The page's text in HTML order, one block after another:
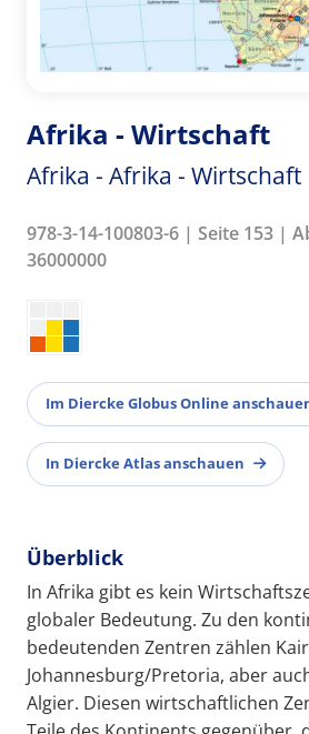
Afrika - Wirtschaft
Afrika - Afrika - Wirtschaft
978-3-14-100803-6 | Seite 153 |
36000000
Im Diercke Globus Online
In Diercke Atlas anschauen
Überblick
In Afrika gibt es kein
globaler Bedeutung. Zu den
bedeutenden Zentren zählen
Johannesburg/Pretoria, aber
Algier. Diesen wirtschaftlichen